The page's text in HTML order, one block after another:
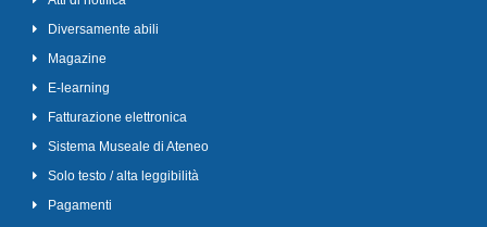
Diversamente abili
Magazine
E-learning
Fatturazione elettronica
Sistema Museale di Ateneo
Solo testo / alta leggibilità
Pagamenti